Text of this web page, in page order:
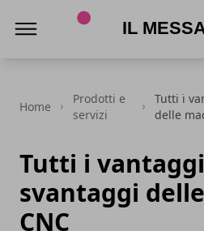
Home
Prodotti e
servizi
Tutti i
delle
Tutti i
svantaggi
CNC